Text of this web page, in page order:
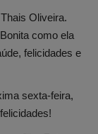
Oliveira.
como ela
felicidades e
sexta-feira,